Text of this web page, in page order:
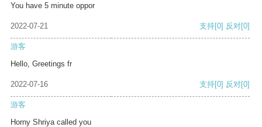
You have 5 minute oppor
2022-07-21 支持[0] 反对[0]
游客
Hello, Greetings fr
2022-07-16 支持[0] 反对[0]
游客
Horny Shriya called you